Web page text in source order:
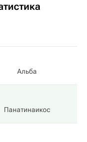
Альба
Панатинаикос